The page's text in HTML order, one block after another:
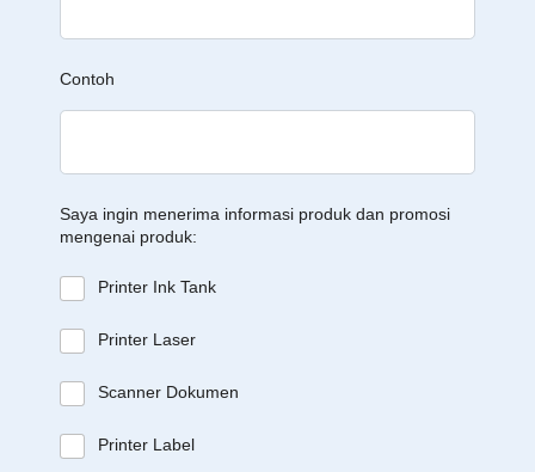
Contoh
Saya ingin menerima informasi produk dan promosi
mengenai produk:
Printer Ink Tank
Printer Laser
Scanner Dokumen
Printer Label